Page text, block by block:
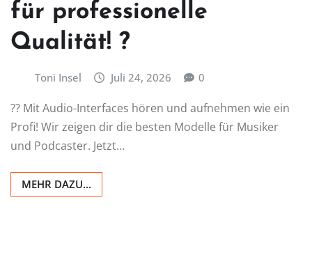
für professionelle
Qualität! ?
Toni Insel Juli 24, 2026 0
?? Mit Audio-Interfaces hören und aufnehmen wie ein
Profi! Wir zeigen dir die besten Modelle für Musiker
und Podcaster. Jetzt…
MEHR DAZU...